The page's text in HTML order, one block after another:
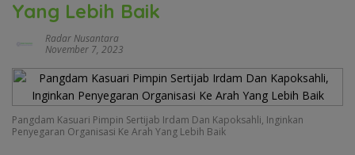
Yang Lebih Baik
Radar Nusantara
November 7, 2023
Pangdam Kasuari Pimpin Sertijab Irdam Dan Kapoksahli, Inginkan
Penyegaran Organisasi Ke Arah Yang Lebih Baik